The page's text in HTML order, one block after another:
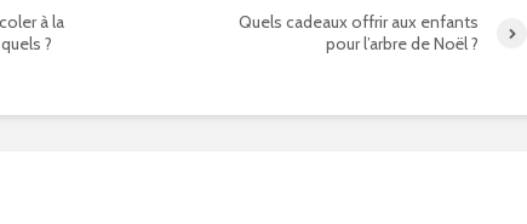
à la
?
Quels cadeaux offrir aux enfants
pour l’arbre de Noël ?